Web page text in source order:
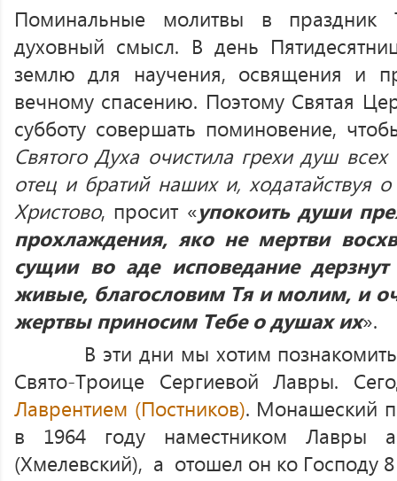
Поминальные молитвы в праздник
духовный смысл. В день
землю для научения, освящения и
вечному спасению. Поэтому Святая
субботу совершать поминовение,
Святого Духа очистила грехи душ
отец и братий наших и, ходатайствуя
Христово, просит «упокоить души
прохлаждения, яко не мертви
сущии во аде исповедание
живые, благословим Тя и молим, и
жертвы приносим Тебе о душах их».
В эти дни мы хотим познакомить
Свято-Троице Сергиевой Лавры.
Лаврентием (Постников). Монашеский
в 1964 году наместником Лавры
(Хмелевский), а отошел он ко Господу